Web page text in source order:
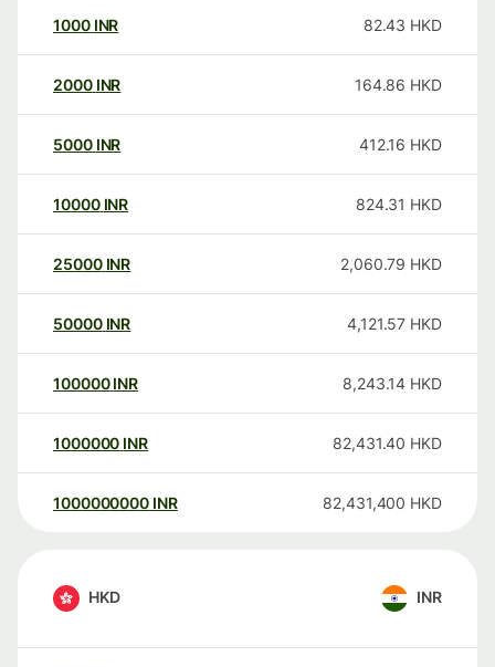
1000 INR 82.43 HKD
2000 INR 164.86 HKD
5000 INR 412.16 HKD
10000 INR 824.31 HKD
25000 INR 2,060.79 HKD
50000 INR 4,121.57 HKD
100000 INR 8,243.14 HKD
1000000 INR 82,431.40 HKD
1000000000 INR 82,431,400 HKD
HKD INR